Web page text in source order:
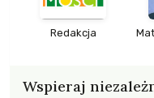
Redakcja
Wspieraj